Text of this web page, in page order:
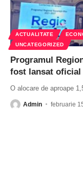
ACTUALITATE
UNCATEGORIZED
Programul
fost lansat oficial
O alocare de aproape
Admin februarie